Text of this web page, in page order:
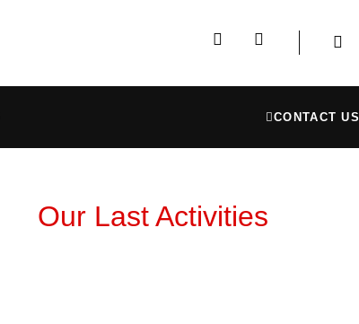
CONTACT US
Our Last Activities